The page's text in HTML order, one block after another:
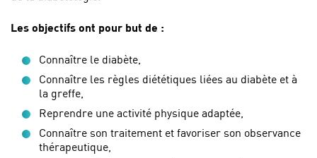
Les objectifs ont pour but de :
Connaître le diabète,
Connaître les règles diététiques liées au diabète et à
la greffe,
Reprendre une activité physique adaptée,
Connaître son traitement et favoriser son observance
thérapeutique,